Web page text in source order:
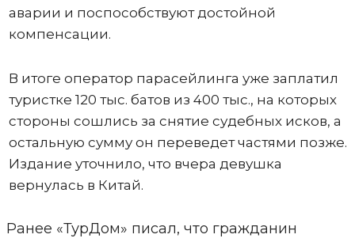
аварии и поспособствуют достойной
компенсации.
В итоге оператор парасейлинга уже заплатил
туристке 120 тыс. батов из 400 тыс., на которых
стороны сошлись за снятие судебных исков, а
остальную сумму он переведет частями позже.
Издание уточнило, что вчера девушка
вернулась в Китай.
Ранее «ТурДом» писал, что гражданин